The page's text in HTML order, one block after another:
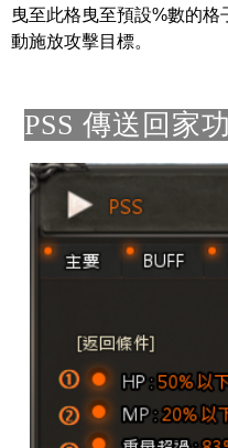
曳至此格曳至預設%數的格
動施放攻擊目標。
PSS 傳送回家